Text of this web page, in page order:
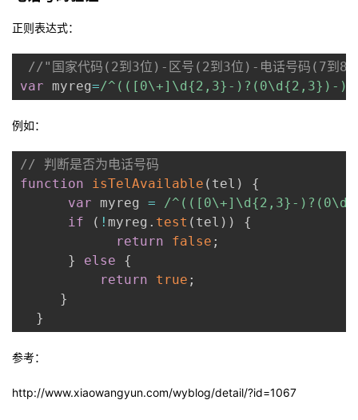
正则表达式：
//"国家代码(2到3位)-区号(2到3位)-电话号码(7到8
var myreg=/^(([0\+]\d{2,3}-)?(0\d{2,3})-
例如：
// 判断是否为电话号码
function
isTelAvailable ( tel )
{
var myreg = /^(([0\+]\d{2,3}-
if
( ! myreg . test ( tel ) )
{
return
false ;
}
else
{
return
true ;
}
}
参考：
http://www.xiaowangyun.com/wyblog/detail/?id=1067